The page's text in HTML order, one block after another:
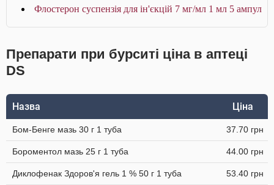
Флостерон суспензія для ін'єкцій 7 мг/мл 1 мл 5 ампул
Препарати при бурситі ціна в аптеці
DS
Назва Ціна
Бом-Бенге мазь 30 г 1 туба 37.70 грн
Бороментол мазь 25 г 1 туба 44.00 грн
Диклофенак Здоров'я гель 1 % 50 г 1 туба 53.40 грн